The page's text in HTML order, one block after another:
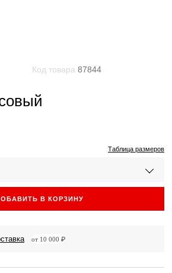
Код товара 87844
Таблица размеров
В КОРЗИНУ
от 10 000 ₽